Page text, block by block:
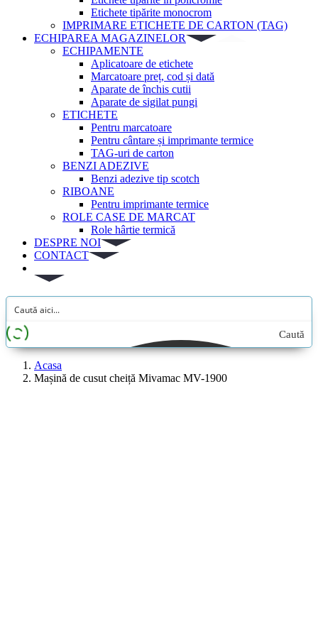
Etichete tipărite monocrom
IMPRIMARE ETICHETE DE CARTON (TAG)
ECHIPAREA MAGAZINELOR
ECHIPAMENTE
Aplicatoare de etichete
Marcatoare preț, cod și dată
Aparate de închis cutii
Aparate de sigilat pungi
ETICHETE
Pentru marcatoare
Pentru cântare și imprimante termice
TAG-uri de carton
BENZI ADEZIVE
Benzi adezive tip scotch
RIBOANE
Pentru imprimante termice
ROLE CASE DE MARCAT
Role hârtie termică
DESPRE NOI
CONTACT
Caută
Acasa
Mașină de cusut cheiță Mivamac MV-1900